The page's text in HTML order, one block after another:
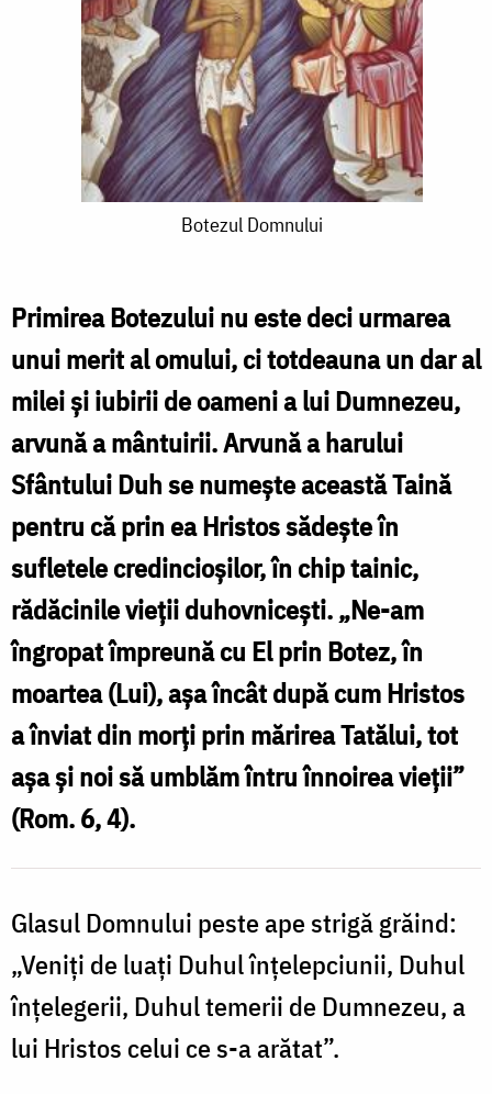
Botezul Domnului
Primirea Botezului nu este deci urmarea
unui merit al omului, ci totdeauna un dar al
milei şi iubirii de oameni a lui Dumnezeu,
arvună a mântuirii. Arvună a harului
Sfântului Duh se numeşte această Taină
pentru că prin ea Hristos sădeşte în
sufletele credincioşilor, în chip tainic,
rădăcinile vieţii duhovniceşti. „Ne-am
îngropat împreună cu El prin Botez, în
moartea (Lui), aşa încât după cum Hristos
a înviat din morţi prin mărirea Tatălui, tot
aşa şi noi să umblăm întru înnoirea vieţii”
(Rom. 6, 4).
Glasul Domnului peste ape strigă grăind:
„Veniţi de luaţi Duhul înţelepciunii, Duhul
înţelegerii, Duhul temerii de Dumnezeu, a
lui Hristos celui ce s-a arătat”.